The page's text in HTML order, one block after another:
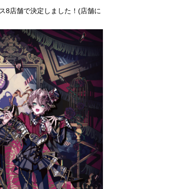
8店舗で決定しました！(店舗に